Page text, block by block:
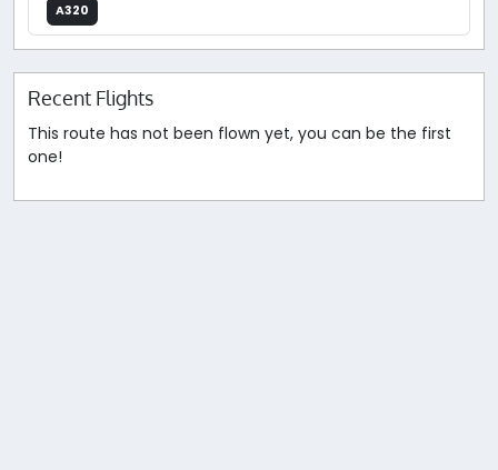
A320
Recent Flights
This route has not been flown yet, you can be the first
one!